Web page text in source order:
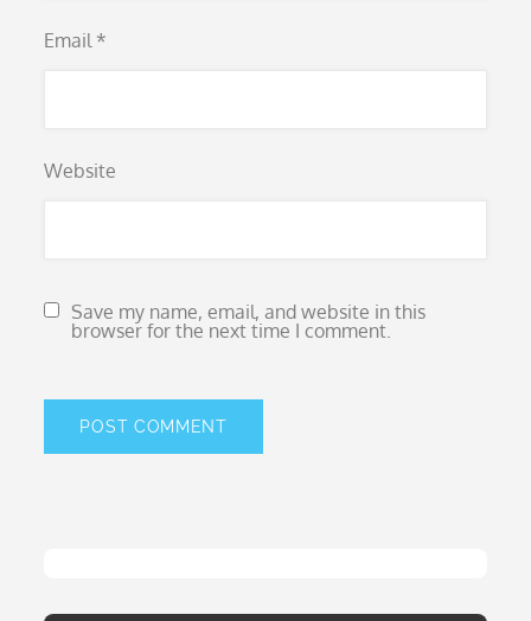
Email *
Website
Save my name, email, and website in this
browser for the next time I comment.